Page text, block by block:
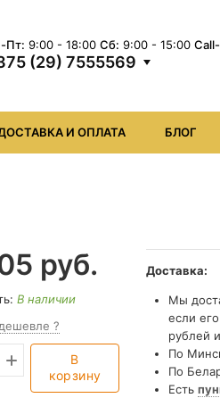
Пт: 9:00 - 18:00 Сб: 9:00 - 15:00
(29) 7555569
(17) XXXИ ОПЛАТА БЛОГ
руб.
В наличии
?
В
корзину
Доставка:
Мы
если
рублей
По
По
Есть